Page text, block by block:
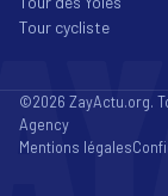
Tour cycliste
©2026 ZayActu.org.
Agency
Mentions légales